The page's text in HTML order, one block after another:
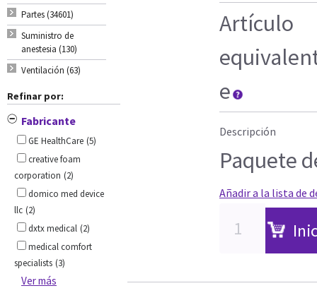
Partes (34601)
Suministro de
anestesia (130)
Ventilación (63)
Refinar por:
Fabricante
GE HealthCare (5)
creative foam
corporation (2)
domico med device
llc (2)
dxtx medical (2)
medical comfort
specialists (3)
Ver más
Artículo
e
Descripción
Paquete
Añadir a la lista de